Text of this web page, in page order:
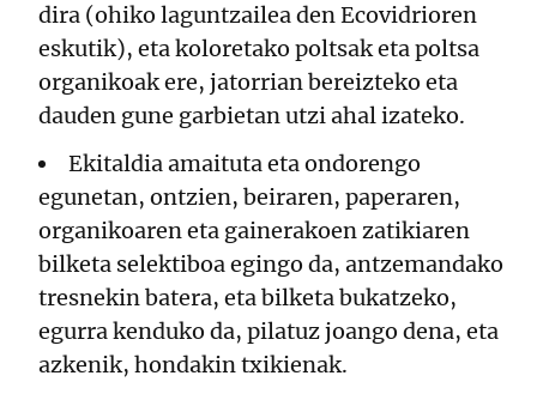
dira (ohiko laguntzailea den Ecovidrioren
eskutik), eta koloretako poltsak eta poltsa
organikoak ere, jatorrian bereizteko eta
dauden gune garbietan utzi ahal izateko.
Ekitaldia amaituta eta ondorengo
egunetan, ontzien, beiraren, paperaren,
organikoaren eta gainerakoen zatikiaren
bilketa selektiboa egingo da, antzemandako
tresnekin batera, eta bilketa bukatzeko,
egurra kenduko da, pilatuz joango dena, eta
azkenik, hondakin txikienak.